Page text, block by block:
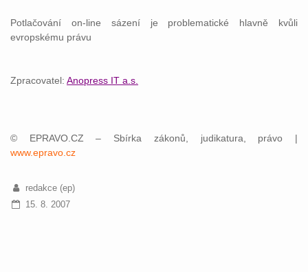
Potlačování on-line sázení je problematické hlavně kvůli
evropskému právu
Zpracovatel: Anopress IT a.s.
© EPRAVO.CZ – Sbírka zákonů, judikatura, právo |
www.epravo.cz
redakce (ep)
15. 8. 2007